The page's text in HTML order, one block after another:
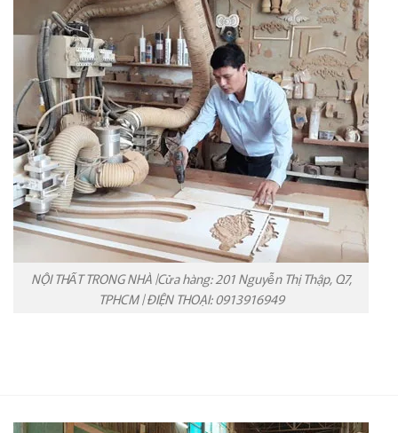
NỘI THẤT TRONG NHÀ |Cửa hàng: 201 Nguyễn Thị Thập, Q7,
TPHCM | ĐIỆN THOẠI: 0913916949